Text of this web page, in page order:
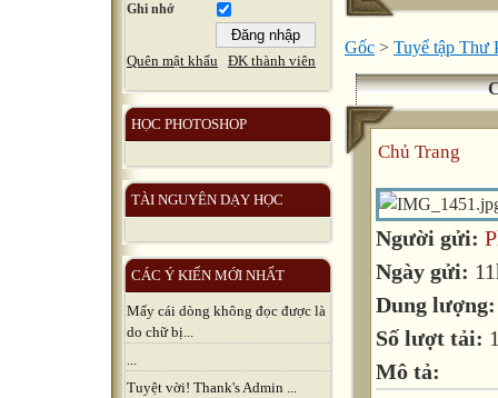
Ghi nhớ
Quên mật khẩu ĐK thành viên
HỌC PHOTOSHOP
TÀI NGUYÊN DẠY HỌC
CÁC Ý KIẾN MỚI NHẤT
Mấy cái dòng không đọc được là
do chữ bị...
...
Tuyệt vời! Thank's Admin ...
Gốc > Tuyể tập Thư
Chủ Trang
Người gửi:
Ngày gửi:
Dung
Số lượt tải:
Mô tả: